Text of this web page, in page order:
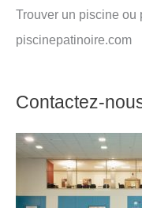
Trouver un piscine ou
piscinepatinoire.com
Contactez-